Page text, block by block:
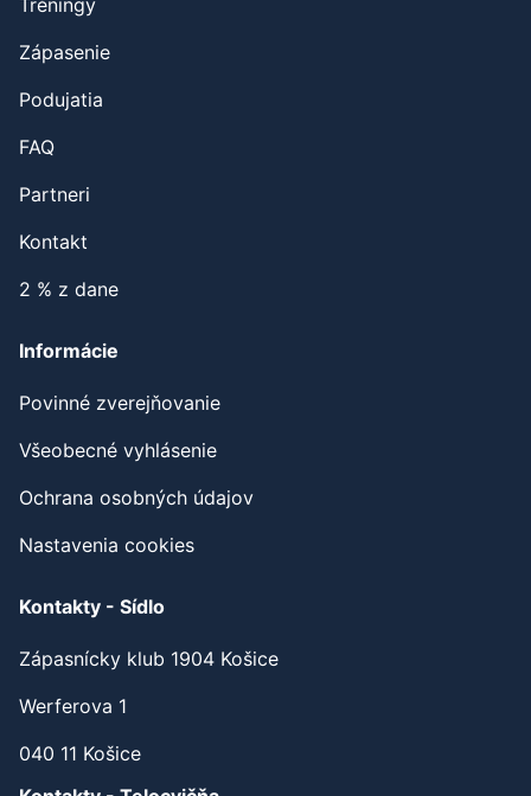
Klub
Tréningy
Zápasenie
Podujatia
FAQ
Partneri
Kontakt
2 % z dane
Informácie
Povinné zverejňovanie
Všeobecné vyhlásenie
Ochrana osobných údajov
Nastavenia cookies
Kontakty - Sídlo
Zápasnícky klub 1904 Košice
Werferova 1